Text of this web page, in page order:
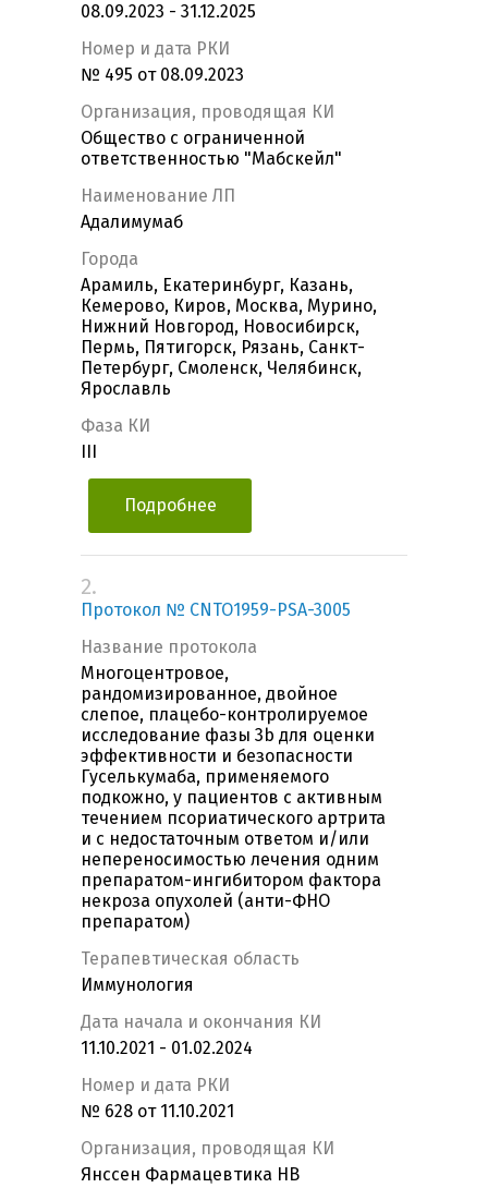
08.09.2023 - 31.12.2025
Номер и дата РКИ
№ 495 от 08.09.2023
Организация, проводящая КИ
Общество с ограниченной
ответственностью "Мабскейл"
Наименование ЛП
Адалимумаб
Города
Арамиль, Екатеринбург, Казань,
Кемерово, Киров, Москва, Мурино,
Нижний Новгород, Новосибирск,
Пермь, Пятигорск, Рязань, Санкт-
Петербург, Смоленск, Челябинск,
Ярославль
Фаза КИ
Подробнее
2.
Протокол № CNTO1959-PSA-3005
Название протокола
Многоцентровое,
рандомизированное, двойное
слепое, плацебо-контролируемое
исследование фазы 3b для оценки
эффективности и безопасности
Гуселькумаба, применяемого
подкожно, у пациентов с активным
течением псориатического артрита
и с недостаточным ответом и/или
непереносимостью лечения одним
препаратом-ингибитором фактора
некроза опухолей (анти-ФНО
препаратом)
Терапевтическая область
Иммунология
Дата начала и окончания КИ
11.10.2021 - 01.02.2024
Номер и дата РКИ
№ 628 от 11.10.2021
Организация, проводящая КИ
Янссен Фармацевтика НВ